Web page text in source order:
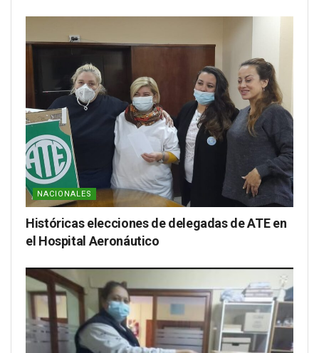
NACIONALES
Históricas elecciones de delegadas de ATE en
el Hospital Aeronáutico